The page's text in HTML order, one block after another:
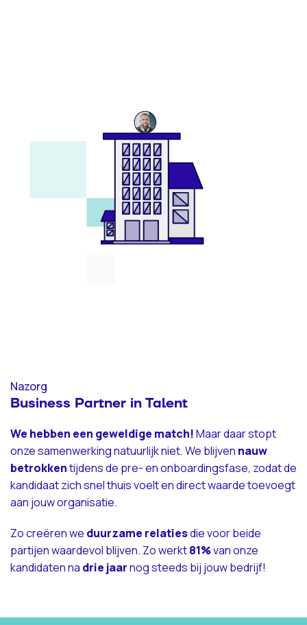
Nazorg
Business Partner in Talent
We hebben een geweldige match!Maar daar stopt
onze samenwerking natuurlijk niet. We blijven nauw
betrokkentijdens de pre- en onboardingsfase, zodat de
kandidaat zich snel thuis voelt en direct waarde toevoegt
aan jouw organisatie.
Zo creëren we duurzame relatiesdie voor beide
partijen waardevol blijven. Zo werkt81%van onze
kandidaten na drie jaarnog steeds bij jouw bedrijf!